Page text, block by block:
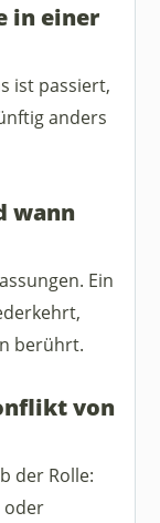
in einer
ist passiert,
anders
wann
Ein
berührt.
von
der Rolle:
oder